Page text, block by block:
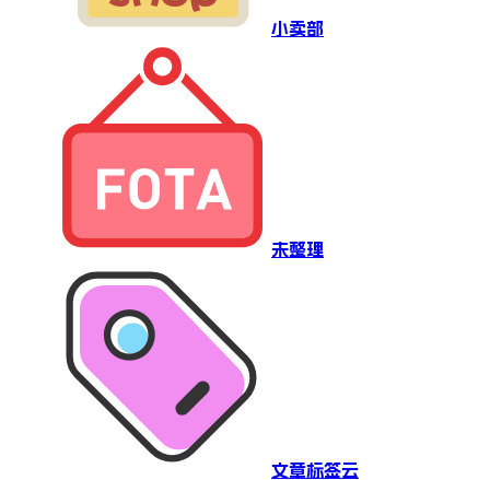
小卖部
未整理
文章标签云